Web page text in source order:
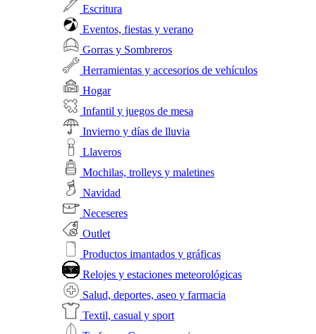
Escritura
Eventos, fiestas y verano
Gorras y Sombreros
Herramientas y accesorios de vehículos
Hogar
Infantil y juegos de mesa
Invierno y días de lluvia
Llaveros
Mochilas, trolleys y maletines
Navidad
Neceseres
Outlet
Productos imantados y gráficas
Relojes y estaciones meteorológicas
Salud, deportes, aseo y farmacia
Textil, casual y sport